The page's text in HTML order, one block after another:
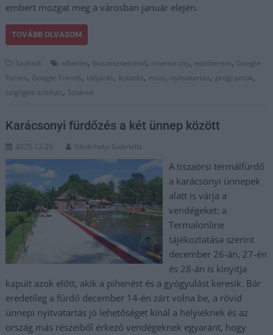
embert mozgat meg a városban január elején.
TOVÁBB OLVASOM
Szolnok albérlet, buszmenetrend, cinema city, edzőterem, Google
Forms, Google Trends, időjárás, kutatás, mozi, nyitvatartás, programok,
szigligeti színház, Szolnok
Karácsonyi fürdőzés a két ünnep között
2025.12.26. Vásárhelyi Gabriella
A tiszaörsi termálfürdő
a karácsonyi ünnepek
alatt is várja a
vendégeket: a
Termalonline
tájékoztatása szerint
december 26-án, 27-én
és 28-án is kinyitja
kapuit azok előtt, akik a pihenést és a gyógyulást keresik. Bár
eredetileg a fürdő december 14-én zárt volna be, a rövid
ünnepi nyitvatartás jó lehetőséget kínál a helyieknek és az
ország más részeiből érkező vendégeknek egyaránt, hogy